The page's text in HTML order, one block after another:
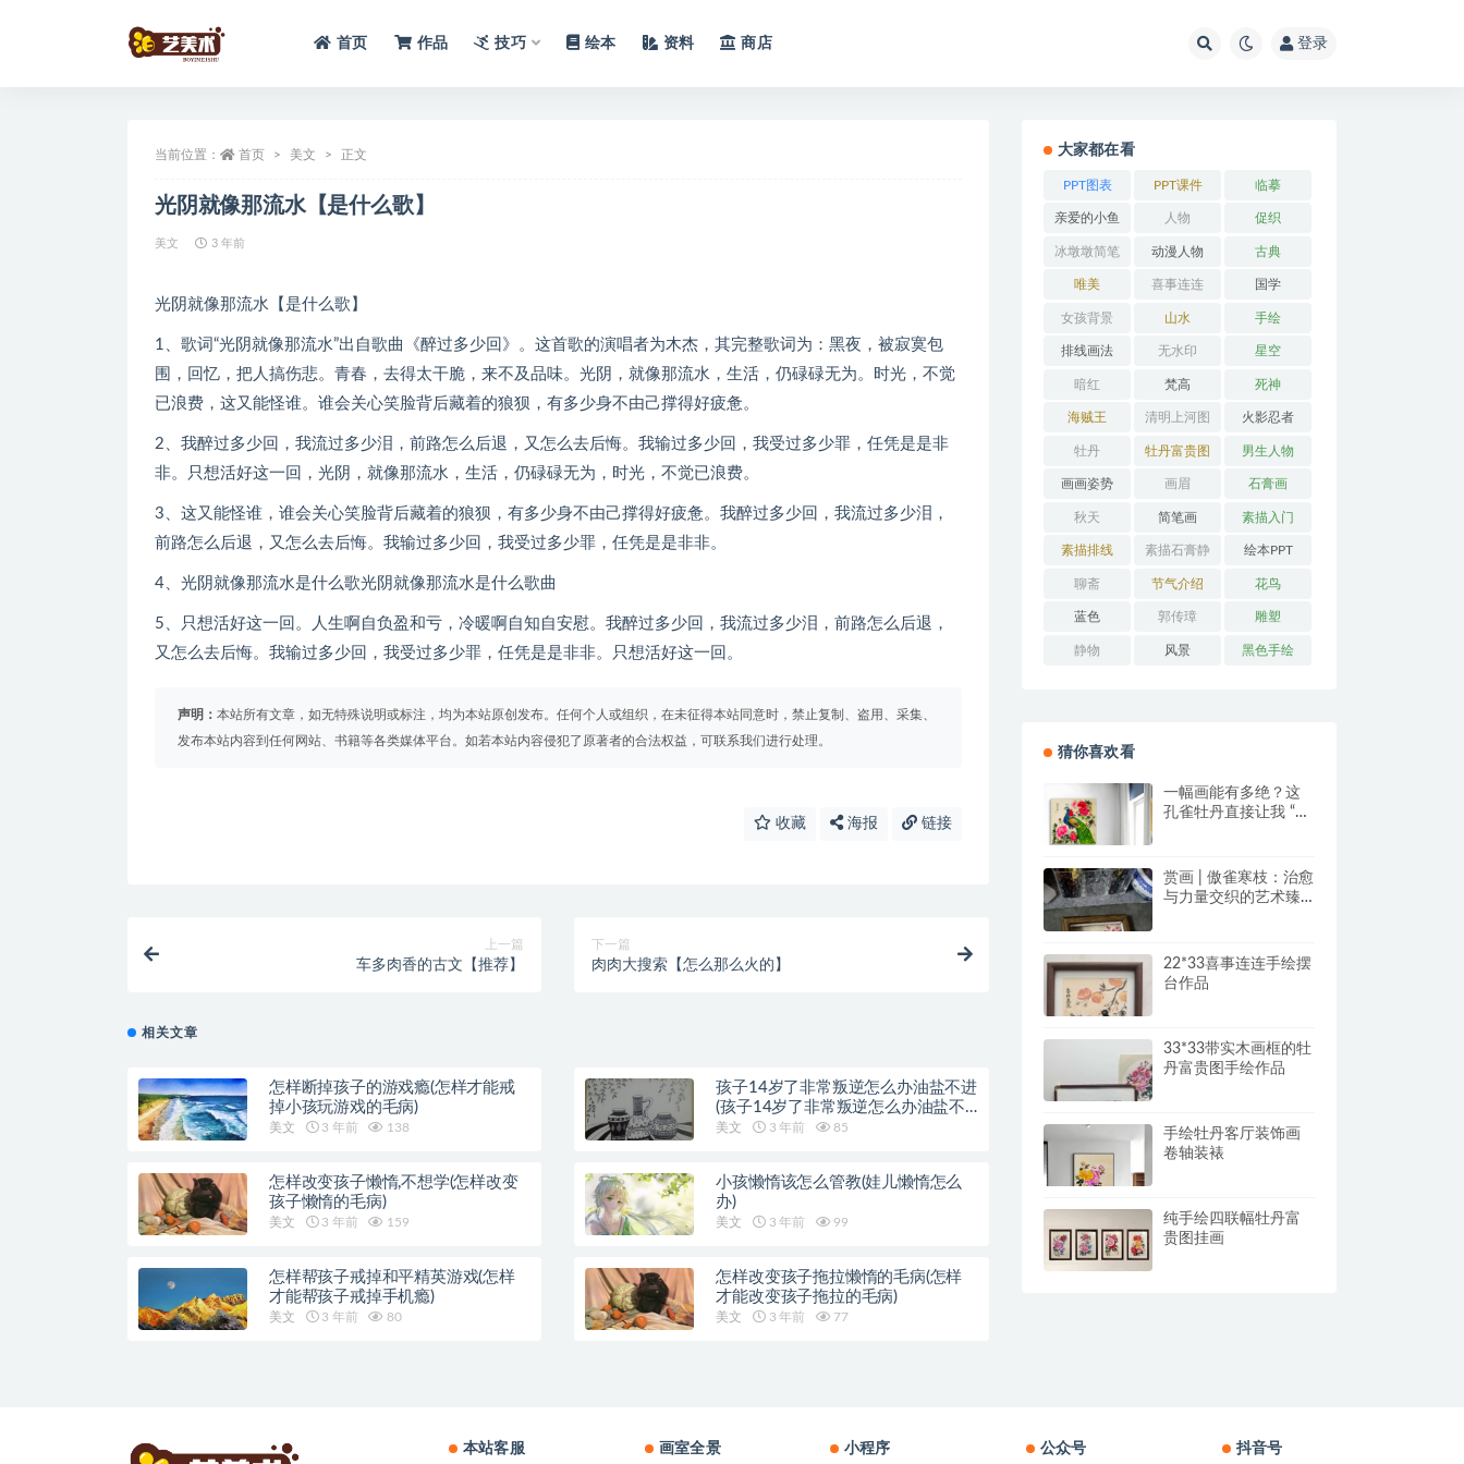
首页 作品 技巧 绘本 资料 商店 登录
当前位置： 首页 美文 正文
光阴就像那流水【是什么歌】
美文 3 年前
光阴就像那流水【是什么歌】
1、歌词“光阴就像那流水”出自歌曲《醉过多少回》。这首歌的演唱者为木杰，其完整歌词为：黑夜，被寂寞包
围，回忆，把人搞伤悲。青春，去得太干脆，来不及品味。光阴，就像那流水，生活，仍碌碌无为。时光，不觉
已浪费，这又能怪谁。谁会关心笑脸背后藏着的狼狈，有多少身不由己撑得好疲惫。
2、我醉过多少回，我流过多少泪，前路怎么后退，又怎么去后悔。我输过多少回，我受过多少罪，任凭是是非
非。只想活好这一回，光阴，就像那流水，生活，仍碌碌无为，时光，不觉已浪费。
3、这又能怪谁，谁会关心笑脸背后藏着的狼狈，有多少身不由己撑得好疲惫。我醉过多少回，我流过多少泪，
前路怎么后退，又怎么去后悔。我输过多少回，我受过多少罪，任凭是是非非。
4、光阴就像那流水是什么歌光阴就像那流水是什么歌曲
5、只想活好这一回。人生啊自负盈和亏，冷暖啊自知自安慰。我醉过多少回，我流过多少泪，前路怎么后退，
又怎么去后悔。我输过多少回，我受过多少罪，任凭是是非非。只想活好这一回。
声明： 本站所有文章，如无特殊说明或标注，均为本站原创发布。任何个人或组织，在未征得本站同意时，禁止复制、盗用、采集、
发布本站内容到任何网站、书籍等各类媒体平台。如若本站内容侵犯了原著者的合法权益，可联系我们进行处理。
收藏 海报 链接
上一篇
车多肉香的古文【推荐】
下一篇
肉肉大搜索【怎么那么火的】
相关文章
怎样断掉孩子的游戏瘾(怎样才能戒
掉小孩玩游戏的毛病)
美文 3 年前 138
孩子14岁了非常叛逆怎么办油盐不进
(孩子14岁了非常叛逆怎么办油盐不
近)
美文 3 年前 85
怎样改变孩子懒惰,不想学(怎样改变
孩子懒惰的毛病)
美文 3 年前 159
小孩懒惰该怎么管教(娃儿懒惰怎么
办)
美文 3 年前 99
怎样帮孩子戒掉和平精英游戏(怎样
才能帮孩子戒掉手机瘾)
美文 3 年前 80
怎样改变孩子拖拉懒惰的毛病(怎样
才能改变孩子拖拉的毛病)
美文 3 年前 77
大家都在看
PPT图表 PPT课件 临摹
亲爱的小鱼 人物 促织
冰墩墩简笔
画
动漫人物 古典
唯美 喜事连连 国学
女孩背景 山水 手绘
排线画法 无水印 星空
暗红 梵高 死神
海贼王 清明上河图 火影忍者
牡丹 牡丹富贵图 男生人物
画画姿势 画眉 石膏画
秋天 简笔画 素描入门
素描排线 素描石膏静
物
绘本PPT
聊斋 节气介绍 花鸟
蓝色 郭传璋 雕塑
静物 风景 黑色手绘
猜你喜欢看
一幅画能有多绝？这
孔雀牡丹直接让我 “哇
赏画 | 傲雀寒枝：治愈
与力量交织的艺术臻
22*33喜事连连手绘摆
台作品
33*33带实木画框的牡
丹富贵图手绘作品
手绘牡丹客厅装饰画
卷轴装裱
纯手绘四联幅牡丹富
贵图挂画
本站客服 画室全景 小程序 公众号 抖音号